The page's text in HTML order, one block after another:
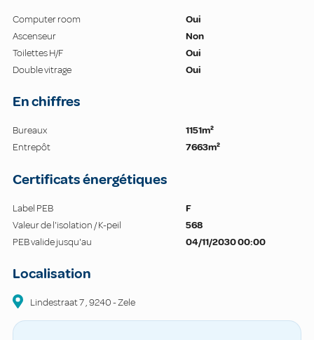
Computer room
Oui
Ascenseur
Non
Toilettes H/F
Oui
Double vitrage
Oui
En chiffres
Bureaux
1151m²
Entrepôt
7663m²
Certificats énergétiques
Label PEB
F
Valeur de l'isolation / K-peil
568
PEB valide jusqu'au
04/11/2030 00:00
Localisation
Lindestraat7,9240-Zele